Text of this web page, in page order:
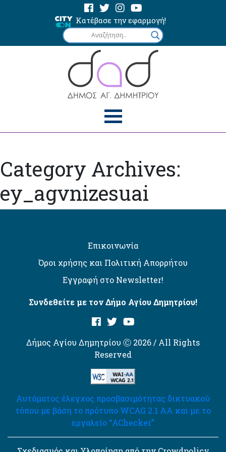
Κατέβασε την εφαρμογή!
Category Archives:
ey_agvnizesuai
Επικοινωνία
Όροι χρήσης και Πολιτική Απορρήτου
Εγγραφή στο Newsletter!
Συνδεθείτε με τον Δήμο Αγίου Δημητρίου!
Δήμος Αγίου Δημητρίου Ⓒ 2026 / All Rights
Reserved
Αυτόματος έλεγχος προσβασιμότητας δικτυακού
τόπου με βάση το πρότυπο WCAG 2.1 AA και με το
εργαλείο “AChecker”